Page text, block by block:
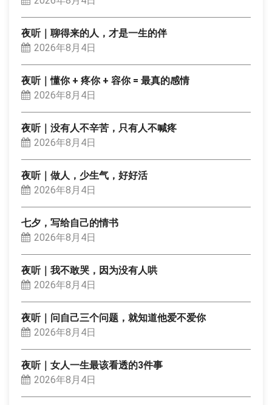
夜听｜聊得来的人，才是一生的伴
2026年8月4日
夜听｜懂你 + 疼你 + 容你 = 最真的感情
2026年8月4日
夜听｜没有人不辛苦，只有人不喊疼
2026年8月4日
夜听｜做人，少生气，好好活
2026年8月4日
七夕，写给自己的情书
2026年8月4日
夜听｜我不敢哭，因为没有人哄
2026年8月4日
夜听｜问自己三个问题，就知道他爱不爱你
2026年8月4日
夜听｜女人一生最该看透的3件事
2026年8月4日